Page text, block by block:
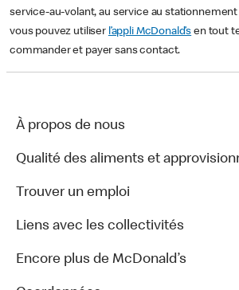
service-au-volant, au service au stationnement
vous pouvez utiliser l’appli McDonald’s en tout
commander et payer sans contact.
À propos de nous
Qualité des aliments et
Trouver un emploi
Liens avec les collectivités
Encore plus de McDonald’s